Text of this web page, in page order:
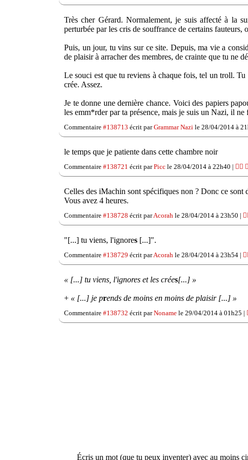
Très cher Gérard. Normalement, je suis affecté à la
perturbée par les cris de souffrance de certains fauteurs,
Puis, un jour, tu vins sur ce site. Depuis, ma vie a
de plaisir à arracher des membres, de crainte que tu ne
Le souci est que tu reviens à chaque fois, tel un troll.
crée. Assez.
Je te donne une dernière chance. Voici des papiers
les emm*rder par ta présence, mais je suis un Nazi, il
Commentaire#138713 écrit parGrammar Nazi le 28/04/2014 à
le temps que je patiente dans cette chambre noir
Commentaire#138721 écrit parPicc le 28/04/2014 à 22h40 | 👍🏽
Celles des iMachin sont spécifiques non ? Donc ce
Vous avez 4 heures.
Commentaire#138728 écrit parAcorah le 28/04/2014 à 23h50 |
"[...] tu viens, l'ignores [...]".
Commentaire#138729 écrit parAcorah le 28/04/2014 à 23h54 |
« [...] tu viens, l'ignores et les crées[...] »
+ « [...] je prends de moins en moins de plaisir [...] »
Commentaire#138732 écrit parNoname le 29/04/2014 à 01h25 |
Écris un mot (que tu peux inventer) avec au moins